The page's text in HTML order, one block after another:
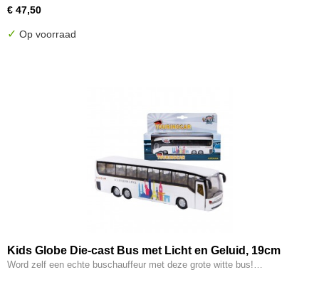
€ 47,50
✓ Op voorraad
Kids Globe Die-cast Bus met Licht en Geluid, 19cm
Word zelf een echte buschauffeur met deze grote witte bus!…